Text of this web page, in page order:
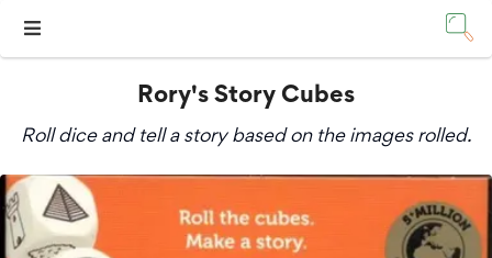
Rory's Story Cubes
Roll dice and tell a story based on the images rolled.